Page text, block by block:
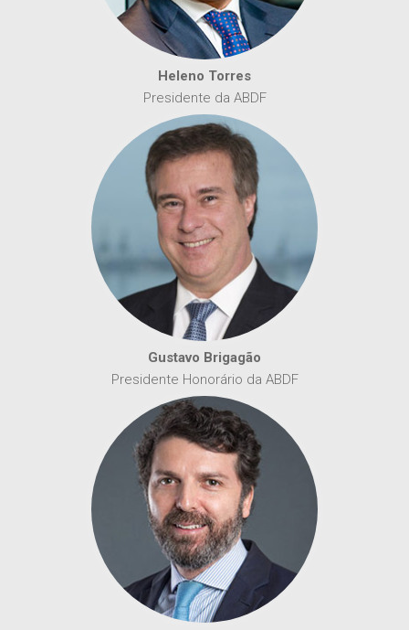
Heleno Torres
Presidente da ABDF
Gustavo Brigagão
Presidente Honorário da ABDF